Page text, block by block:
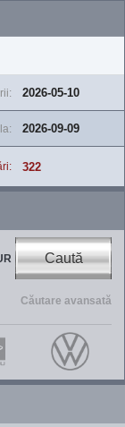
2026-05-10
2026-09-09
322
Caută
Căutare avansată